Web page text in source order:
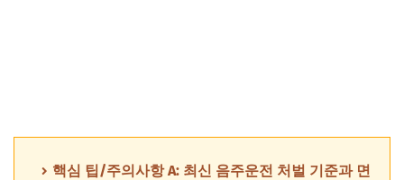
핵심 팁/주의사항 A: 최신 음주운전 처벌 기준과 면